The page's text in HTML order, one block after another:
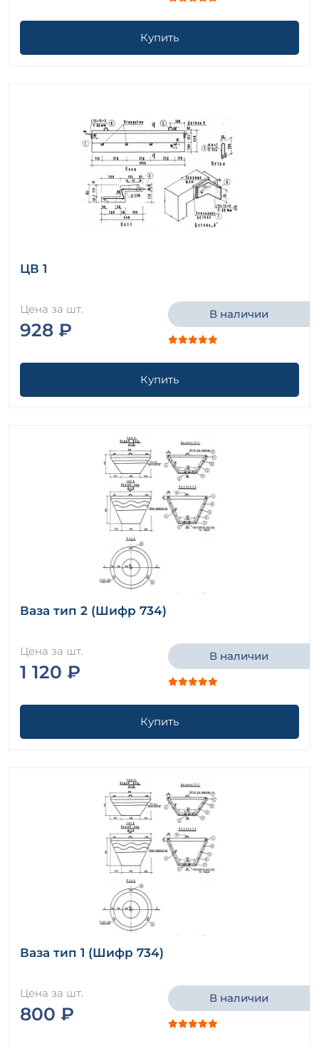
Купить
ЦВ 1
Цена за шт.
928 ₽
В наличии
Купить
Ваза тип 2 (Шифр 734)
Цена за шт.
1 120 ₽
В наличии
Купить
Ваза тип 1 (Шифр 734)
Цена за шт.
800 ₽
В наличии